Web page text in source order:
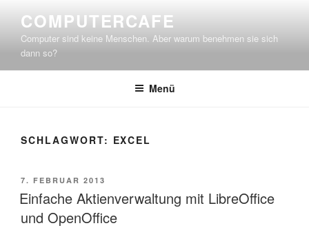
Inhalt
springen
COMPUTERCAFE
Computer sind keine Menschen. Aber warum benehmen sie sich
dann so?
Menü
SCHLAGWORT: EXCEL
VERÖFFENTLICHT
AM
7. FEBRUAR 2013
Einfache Aktienverwaltung mit LibreOffice
und OpenOffice